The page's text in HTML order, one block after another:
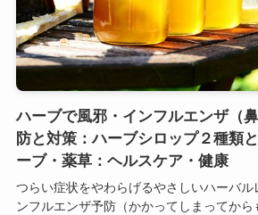
ハーブで風邪・インフルエンザ（
防と対策：ハーブシロップ２種類
ーブ・薬草：ヘルスケア・健康
つらい症状をやわらげるやさしいハーバ
ンフルエンザ予防（かかってしまってか